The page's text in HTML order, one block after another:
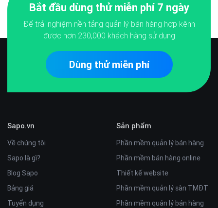
Bắt đầu dùng thử miễn phí 7 ngày
Để trải nghiệm nền tảng quản lý bán hàng hợp kênh
được hơn 230,000 khách hàng sử dụng
Dùng thử miễn phí
Sapo.vn
Về chúng tôi
Sapo là gì?
Blog Sapo
Bảng giá
Tuyển dụng
Sản phẩm
Phần mềm quản lý bán hàng
Phần mềm bán hàng online
Thiết kế website
Phần mềm quản lý sàn TMĐT
Phần mềm quản lý bán hàng